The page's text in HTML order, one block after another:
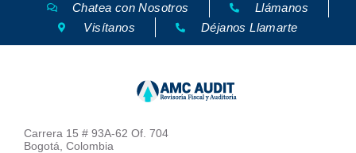
Chatea con Nosotros
Llámanos
Visítanos
Déjanos Llamarte
Carrera 15 # 93A-62 Of. 704
Bogotá, Colombia